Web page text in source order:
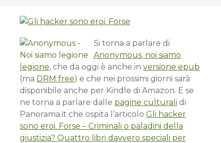
Si torna a parlare di
Anonymous, noi siamo
legione, che da oggi è anche in versione epub
(ma DRM free) e che nei prossimi giorni sarà
disponibile anche per Kindle di Amazon. E se
ne torna a parlare dalle pagine culturali di
Panorama.it che ospita l’articolo Gli hacker
sono eroi. Forse – Criminali o paladini della
giustizia? Quattro libri davvero speciali per